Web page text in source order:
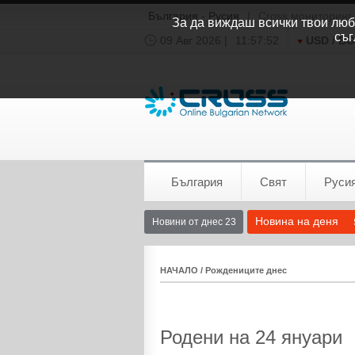
България - Русия Cross мониторинг
09 Авг 2026 |
11:57:53 USD /
България Свят
Новини от днес 23 Новина на деня
НАЧАЛО / Рождениците днес
Родени на 24 януари
За да виждаш всички твои